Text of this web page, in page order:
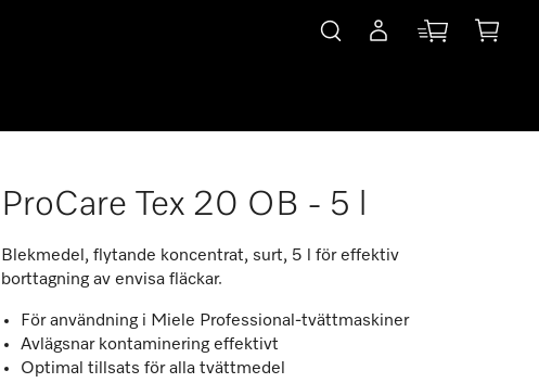
ProCare Tex 20 OB - 5 l
Blekmedel, flytande koncentrat, surt, 5 l för effektiv
borttagning av envisa fläckar.
För användning i Miele Professional-tvättmaskiner
Avlägsnar kontaminering effektivt
Optimal tillsats för alla tvättmedel